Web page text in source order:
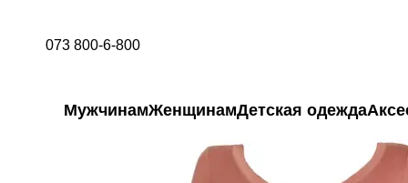
073 800-6-800
МужчинамЖенщинамДетская одежда